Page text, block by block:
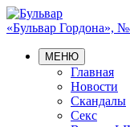
«Бульвар Гордона»,
МЕНЮ
Главная
Новости
Скандалы
Секс